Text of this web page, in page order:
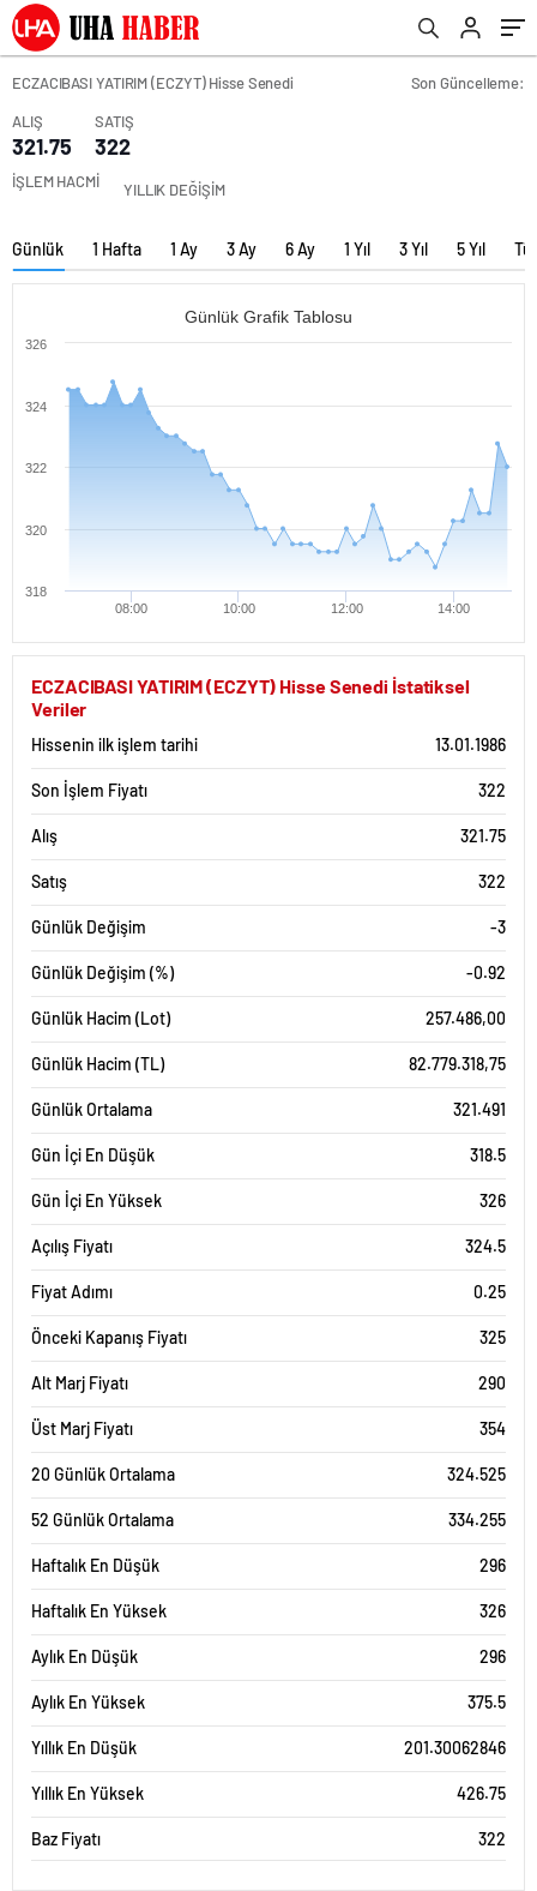
ECZACIBASI YATIRIM (ECZYT) Hisse Senedi
Son Güncelleme:
ALIŞ
321.75
SATIŞ
322
İŞLEM HACMİ YILLIK DEĞİŞİM
Günlük 1 Hafta 1 Ay 3 Ay 6 Ay 1 Yıl 3 Yıl 5 Yıl
Günlük Grafik Tablosu
08:00 10:00 12:00 14:00
318
320
322
324
326
ECZACIBASI YATIRIM (ECZYT) Hisse Senedi İstatiksel
Veriler
Hissenin ilk işlem tarihi 13.01.1986
Son İşlem Fiyatı 322
Alış 321.75
Satış 322
Günlük Değişim -3
Günlük Değişim (%) -0.92
Günlük Hacim (Lot) 257.486,00
Günlük Hacim (TL) 82.779.318,75
Günlük Ortalama 321.491
Gün İçi En Düşük 318.5
Gün İçi En Yüksek 326
Açılış Fiyatı 324.5
Fiyat Adımı 0.25
Önceki Kapanış Fiyatı 325
Alt Marj Fiyatı 290
Üst Marj Fiyatı 354
20 Günlük Ortalama 324.525
52 Günlük Ortalama 334.255
Haftalık En Düşük 296
Haftalık En Yüksek 326
Aylık En Düşük 296
Aylık En Yüksek 375.5
Yıllık En Düşük 201.30062846
Yıllık En Yüksek 426.75
Baz Fiyatı 322